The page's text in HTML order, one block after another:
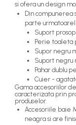
si ofera un design
Din compunerea
parte
Suport
Perie toaleta
Supor negru
Suport negru
Pahar dublu
Cuier -
Gama accesoriilor
caracterizata prin
produselor.
Accesoriile baie
neagra si are